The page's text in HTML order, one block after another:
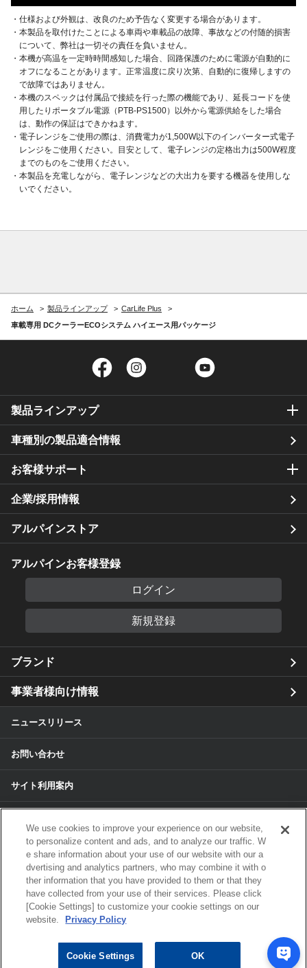
・仕様および外観は、改良のため予告なく変更する場合があります。
・本製品を取付けたことによる車両や車載品の故障、事故などの付随的損害
について、弊社は一切その責任を負いません。
・本機が高温を一定時時間感知した場合、回路保護のために電源が自動的に
オフになることがあります。正常温度に戻り次第、自動的に復帰しますの
で故障ではありません。
・本機のスペックは付属品で接続を行った際の機能であり、延長コードを使
用したりポータブル電源（PTB-PS1500）以外から電源供給をした場合
は、動作の保証はできかねます。
・電子レンジをご使用の際は、消費電力が1,500W以下のインバーター式電子
レンジをご使用ください。目安として、電子レンジの定格出力は500W程度
までのものをご使用ください。
・本製品を充電しながら、電子レンジなどの大出力を要する機器を使用しな
いでください。
ホーム 製品ラインアップ
CarLife Plus
車載専用 DCクーラーECOシステム ハイエース用パッケージ
Facebook Twitter
製品ラインアップ
車種別の製品適合情報
お客様サポート
企業/採用情報
アルパインストア
アルパインお客様登録
ログイン
新規登録
ブランド
事業者様向け情報
ニュースリリース
お問い合わせ
サイト利用案内
個人情報のお取扱いについて
各種サービスの個人情報保護方針
サイトマップ
ELECTRONICS MARKETING, INC. ALL RIGHTS RESERVED.
We use cookies to improve your experience on our website,
to personalize content and ads, and to analyze our traffic. W
e share information about your use of our website with our a
dvertising and analytics partners, who may combine it with o
ther information that you have provided to them or that they
have collected from your use of their services. Please click
[Cookie Settings] to customize your cookie settings on our
website.
Privacy Policy
Cookie Settings OK